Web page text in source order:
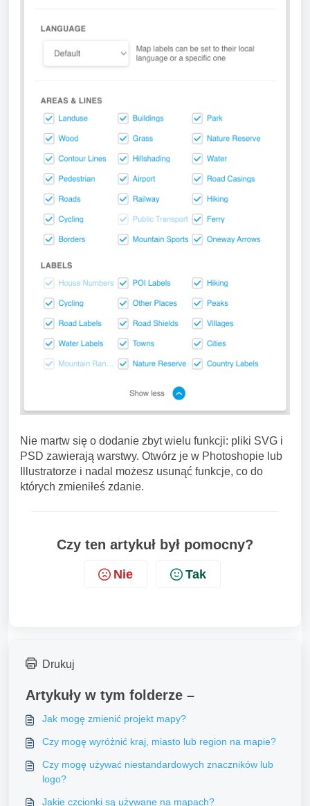
Nie martw się o dodanie zbyt wielu funkcji: pliki SVG i
PSD zawierają warstwy. Otwórz je w Photoshopie lub
Illustratorze i nadal możesz usunąć funkcje, co do
których zmieniłeś zdanie.
Czy ten artykuł był pomocny?
Nie Tak
Drukuj
Artykuły w tym folderze –
Jak mogę zmienić projekt mapy?
Czy mogę wyróżnić kraj, miasto lub region na mapie?
Czy mogę używać niestandardowych znaczników lub
logo?
Jakie czcionki są używane na mapach?